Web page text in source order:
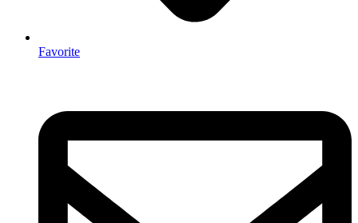
Favorite